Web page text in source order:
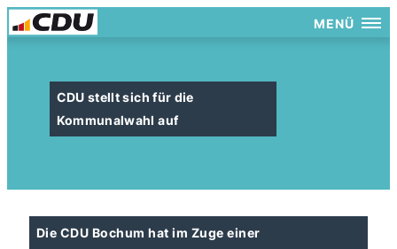
MENÜ
CDU stellt sich für die
Kommunalwahl auf
Die CDU Bochum hat im Zuge einer